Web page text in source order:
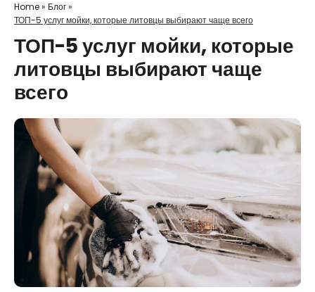
Home» Блог»
ТОП-5 услуг мойки, которые литовцы выбирают чаще всего
ТОП-5 услуг мойки, которые
литовцы выбирают чаще
всего